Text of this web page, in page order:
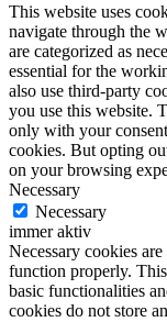
This website uses
navigate through the
are categorized as
essential for the
also use third-party
you use this website.
only with your
cookies. But opting
on your browsing
Necessary
Necessary
immer aktiv
Necessary cookies
function properly.
basic functionalities
cookies do not store